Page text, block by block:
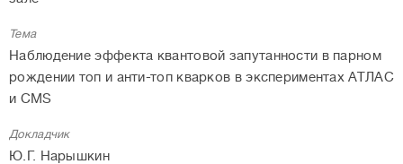
Тема
Наблюдение эффекта квантовой запутанности в парном
рождении топ и анти-топ кварков в экспериментах АТЛАС
и CMS
Докладчик
Ю.Г. Нарышкин